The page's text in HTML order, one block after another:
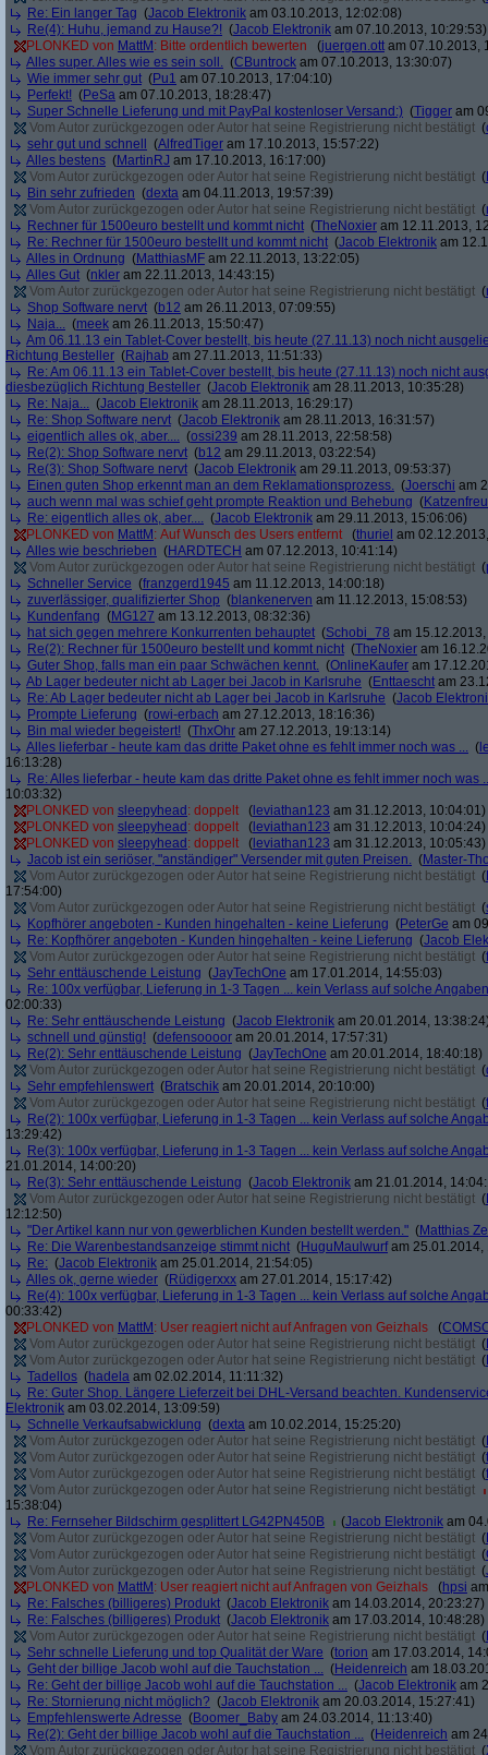
Re: Ein langer Tag (Jacob Elektronik am 03.10.2013, 12:02:08)
Re(4): Huhu, jemand zu Hause?! (Jacob Elektronik am 07.10.2013, 10:29:53)
PLONKED von MattM : Bitte ordentlich bewerten (juergen.ott am 07.10.2013,
Alles super. Alles wie es sein soll. (CBuntrock am 07.10.2013, 13:30:07)
Wie immer sehr gut (Pu1 am 07.10.2013, 17:04:10)
Perfekt! (PeSa am 07.10.2013, 18:28:47)
Super Schnelle Lieferung und mit PayPal kostenloser Versand:) (Tigger am
Vom Autor zurückgezogen oder Autor hat seine Registrierung nicht bestätigt (
sehr gut und schnell
(AlfredTiger am 17.10.2013, 15:57:22)
Alles bestens (MartinRJ am 17.10.2013, 16:17:00)
Vom Autor zurückgezogen oder Autor hat seine Registrierung nicht bestätigt (
Bin sehr zufrieden (dexta am 04.11.2013, 19:57:39)
Vom Autor zurückgezogen oder Autor hat seine Registrierung nicht bestätigt (
Rechner für 1500euro bestellt und kommt nicht (TheNoxier am 12.11.2013,
Re: Rechner für 1500euro bestellt und kommt nicht (Jacob Elektronik am
Alles in Ordnung (MatthiasMF am 22.11.2013, 13:22:05)
Alles Gut (nkler am 22.11.2013, 14:43:15)
Vom Autor zurückgezogen oder Autor hat seine Registrierung nicht bestätigt (
Shop Software nervt (b12 am 26.11.2013, 07:09:55)
Naja... (meek am 26.11.2013, 15:50:47)
Am 06.11.13 ein Tablet-Cover bestellt, bis heute (27.11.13) noch nicht
Richtung Besteller (Rajhab am 27.11.2013, 11:51:33)
Re: Am 06.11.13 ein Tablet-Cover bestellt, bis heute (27.11.13) noch nicht
diesbezüglich Richtung Besteller (Jacob Elektronik am 28.11.2013, 10:35:28)
Re: Naja... (Jacob Elektronik am 28.11.2013, 16:29:17)
Re: Shop Software nervt (Jacob Elektronik am 28.11.2013, 16:31:57)
eigentlich alles ok, aber.... (ossi239 am 28.11.2013, 22:58:58)
Re(2): Shop Software nervt (b12 am 29.11.2013, 03:22:54)
Re(3): Shop Software nervt (Jacob Elektronik am 29.11.2013, 09:53:37)
Einen guten Shop erkennt man an dem Reklamationsprozess. (Joerschi am
auch wenn mal was schief geht prompte Reaktion und Behebung (
Re: eigentlich alles ok, aber.... (Jacob Elektronik am 29.11.2013, 15:06:06)
PLONKED von MattM : Auf Wunsch des Users entfernt (thuriel am
Alles wie beschrieben (HARDTECH am 07.12.2013, 10:41:14)
Vom Autor zurückgezogen oder Autor hat seine Registrierung nicht bestätigt (
Schneller Service (franzgerd1945 am 11.12.2013, 14:00:18)
zuverlässiger, qualifizierter Shop (blankenerven am 11.12.2013, 15:08:53)
Kundenfang (MG127 am 13.12.2013, 08:32:36)
hat sich gegen mehrere Konkurrenten behauptet (Schobi_78 am
Re(2): Rechner für 1500euro bestellt und kommt nicht (TheNoxier am
Guter Shop, falls man ein paar Schwächen kennt. (OnlineKaufer am
Ab Lager bedeuter nicht ab Lager bei Jacob in Karlsruhe (Enttaescht am
Re: Ab Lager bedeuter nicht ab Lager bei Jacob in Karlsruhe (Jacob
Prompte Lieferung (rowi-erbach am 27.12.2013, 18:16:36)
Bin mal wieder begeistert! (ThxOhr am 27.12.2013, 19:13:14)
Alles lieferbar - heute kam das dritte Paket ohne es fehlt immer noch was ... (
16:13:28)
Re: Alles lieferbar - heute kam das dritte Paket ohne es fehlt immer noch was
10:03:32)
PLONKED von sleepyhead : doppelt ( leviathan123 am 31.12.2013, 10:04:01)
PLONKED von sleepyhead : doppelt ( leviathan123 am 31.12.2013, 10:04:24)
PLONKED von sleepyhead : doppelt ( leviathan123 am 31.12.2013, 10:05:43)
Jacob ist ein seriöser, "anständiger" Versender mit guten Preisen. (Master-
Vom Autor zurückgezogen oder Autor hat seine Registrierung nicht bestätigt (
17:54:00)
Vom Autor zurückgezogen oder Autor hat seine Registrierung nicht bestätigt (
Kopfhörer angeboten - Kunden hingehalten - keine Lieferung (PeterGe am
Re: Kopfhörer angeboten - Kunden hingehalten - keine Lieferung (Jacob
Vom Autor zurückgezogen oder Autor hat seine Registrierung nicht bestätigt (
Sehr enttäuschende Leistung (JayTechOne am 17.01.2014, 14:55:03)
Re: 100x verfügbar, Lieferung in 1-3 Tagen ... kein Verlass auf solche
02:00:33)
Re: Sehr enttäuschende Leistung (Jacob Elektronik am 20.01.2014,
schnell und günstig! (defensoooor am 20.01.2014, 17:57:31)
Re(2): Sehr enttäuschende Leistung (JayTechOne am 20.01.2014, 18:40:18)
Vom Autor zurückgezogen oder Autor hat seine Registrierung nicht bestätigt (
Sehr empfehlenswert (Bratschik am 20.01.2014, 20:10:00)
Vom Autor zurückgezogen oder Autor hat seine Registrierung nicht bestätigt (
Re(2): 100x verfügbar, Lieferung in 1-3 Tagen ... kein Verlass auf solche
13:29:42)
Re(3): 100x verfügbar, Lieferung in 1-3 Tagen ... kein Verlass auf solche
21.01.2014, 14:00:20)
Re(3): Sehr enttäuschende Leistung (Jacob Elektronik am 21.01.2014,
Vom Autor zurückgezogen oder Autor hat seine Registrierung nicht bestätigt (
12:12:50)
"Der Artikel kann nur von gewerblichen Kunden bestellt werden." (Matthias
Re: Die Warenbestandsanzeige stimmt nicht (HuguMaulwurfam 25.01.2014,
Re: (Jacob Elektronik am 25.01.2014, 21:54:05)
Alles ok, gerne wieder (Rüdigerxxx am 27.01.2014, 15:17:42)
Re(4): 100x verfügbar, Lieferung in 1-3 Tagen ... kein Verlass auf solche
00:33:42)
PLONKED von MattM : User reagiert nicht auf Anfragen von Geizhals (
Vom Autor zurückgezogen oder Autor hat seine Registrierung nicht bestätigt (
Vom Autor zurückgezogen oder Autor hat seine Registrierung nicht bestätigt (
Tadellos (hadela am 02.02.2014, 11:11:32)
Re: Guter Shop. Längere Lieferzeit bei DHL-Versand beachten.
Elektronik am 03.02.2014, 13:09:59)
Schnelle Verkaufsabwicklung (dexta am 10.02.2014, 15:25:20)
Vom Autor zurückgezogen oder Autor hat seine Registrierung nicht bestätigt (
Vom Autor zurückgezogen oder Autor hat seine Registrierung nicht bestätigt (
Vom Autor zurückgezogen oder Autor hat seine Registrierung nicht bestätigt (
Vom Autor zurückgezogen oder Autor hat seine Registrierung nicht bestätigt
15:38:04)
Re: Fernseher Bildschirm gesplittert LG42PN450B
(Jacob Elektronik am
Vom Autor zurückgezogen oder Autor hat seine Registrierung nicht bestätigt (
Vom Autor zurückgezogen oder Autor hat seine Registrierung nicht bestätigt (
Vom Autor zurückgezogen oder Autor hat seine Registrierung nicht bestätigt (
PLONKED von MattM : User reagiert nicht auf Anfragen von Geizhals (hpsi
Re: Falsches (billigeres) Produkt (Jacob Elektronik am 14.03.2014, 20:23:27)
Re: Falsches (billigeres) Produkt (Jacob Elektronik am 17.03.2014, 10:48:28)
Vom Autor zurückgezogen oder Autor hat seine Registrierung nicht bestätigt (
Sehr schnelle Lieferung und top Qualität der Ware (torion am 17.03.2014,
Geht der billige Jacob wohl auf die Tauchstation ... (Heidenreich am
Re: Geht der billige Jacob wohl auf die Tauchstation ... (Jacob Elektronik am
Re: Stornierung nicht möglich? (Jacob Elektronik am 20.03.2014, 15:27:41)
Empfehlenswerte Adresse (Boomer_Baby am 24.03.2014, 11:13:40)
Re(2): Geht der billige Jacob wohl auf die Tauchstation ... (Heidenreich am
Vom Autor zurückgezogen oder Autor hat seine Registrierung nicht bestätigt (